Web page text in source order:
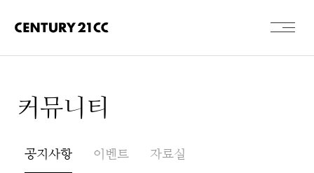
커뮤니티
공지사항 이벤트 자료실